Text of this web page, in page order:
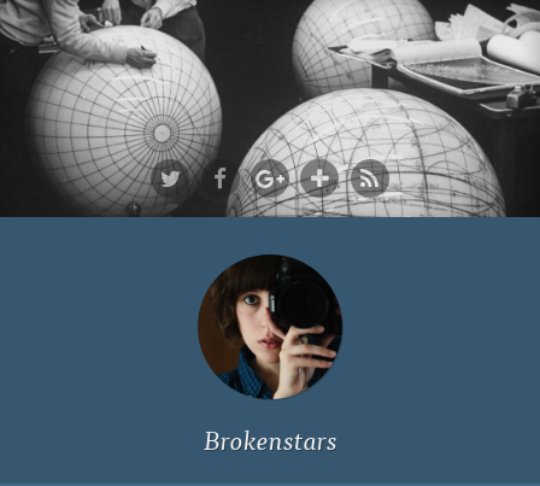
Ich bin Fyn,
23, und
wohne in
Köln
Brokenstars